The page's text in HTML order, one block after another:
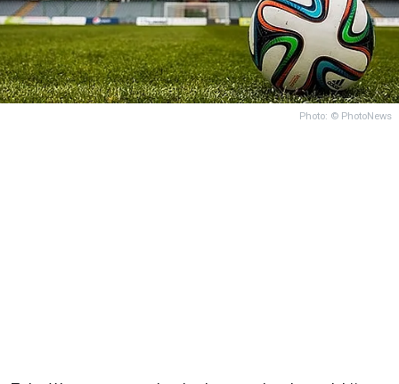
Photo: © PhotoNews